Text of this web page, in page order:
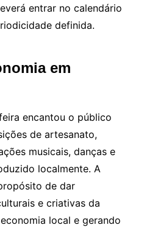
entrar no calendário
definida.
em
encantou o público
de artesanato,
musicais, danças e
localmente. A
de dar
e criativas da
local e gerando